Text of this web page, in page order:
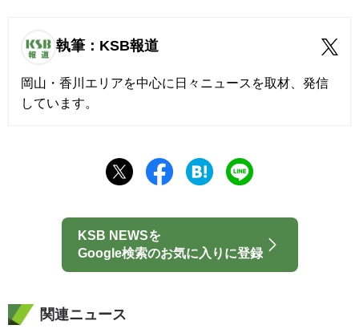
執筆：KSB報道
岡山・香川エリアを中心に日々ニュースを取材、発信
しています。
KSB NEWSを
Google検索のお気に入りに登録
関連ニュース